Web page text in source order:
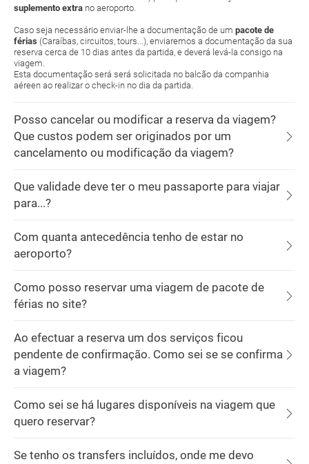
suplemento extra no aeroporto.
Caso seja necessário enviar-lhe a documentação de um pacote de
férias (Caraíbas, circuitos, tours...), enviaremos a documentação da sua
reserva cerca de 10 dias antes da partida, e deverá levá-la consigo na
viagem.
Esta documentação será será solicitada no balcão da companhia
aéreen ao realizar o check-in no dia da partida.
Posso cancelar ou modificar a reserva da viagem?
Que custos podem ser originados por um
cancelamento ou modificação da viagem?
Que validade deve ter o meu passaporte para viajar
para...?
Com quanta antecedência tenho de estar no
aeroporto?
Como posso reservar uma viagem de pacote de
férias no site?
Ao efectuar a reserva um dos serviços ficou
pendente de confirmação. Como sei se se confirma
a viagem?
Como sei se há lugares disponíveis na viagem que
quero reservar?
Se tenho os transfers incluídos, onde me devo